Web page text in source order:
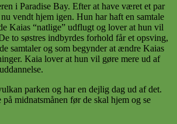
i Paradise Bay. Efter at have været et par
vendt hjem igen. Hun har haft en samtale
Kaias “natlige” udflugt og lover at hun vil
to søstres indbyrdes forhold får et opsving,
samtaler og som begynder at ændre Kaias
Kaia lover at hun vil gøre mere ud af
parken og har en dejlig dag ud af det.
på midnatsmånen før de skal hjem og se